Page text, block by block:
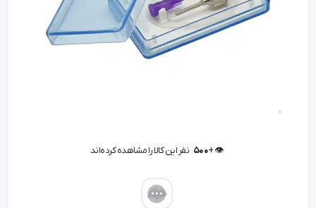
👁️ +
500 نفر این کالا را مشاهده کرده‌اند